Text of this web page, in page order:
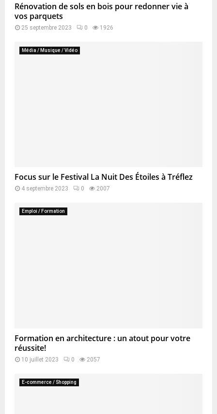
Rénovation de sols en bois pour redonner vie à
vos parquets
25 septembre 2023 0 1926
Média / Musique / Vidéo
Focus sur le Festival La Nuit Des Étoiles à Tréflez
4 septembre 2023 0 2007
Emploi / Formation
Formation en architecture : un atout pour votre
réussite!
10 juillet 2023 0 2057
E-commerce / Shopping